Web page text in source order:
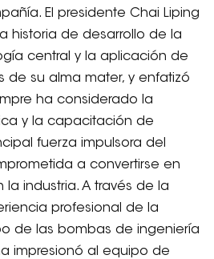
El presidente Chai Liping
historia de desarrollo de la
central y la aplicación de
de su alma mater, y enfatizó
ha considerado la
y la capacitación de
fuerza impulsora del
a convertirse en
industria. A través de la
profesional de la
de las bombas de ingeniería
impresionó al equipo de